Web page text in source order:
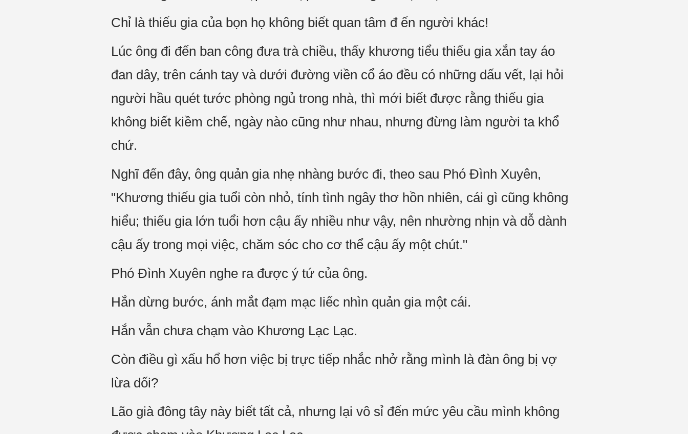
Chỉ là thiếu gia của bọn họ không biết quan tâm đ ến người khác!
Lúc ông đi đến ban công đưa trà chiều, thấy khương tiểu thiếu gia xắn tay áo
đan dây, trên cánh tay và dưới đường viền cổ áo đều có những dấu vết, lại hỏi
người hầu quét tước phòng ngủ trong nhà, thì mới biết được rằng thiếu gia
không biết kiềm chế, ngày nào cũng như nhau, nhưng đừng làm người ta khổ
chứ.
Nghĩ đến đây, ông quản gia nhẹ nhàng bước đi, theo sau Phó Đình Xuyên,
"Khương thiếu gia tuổi còn nhỏ, tính tình ngây thơ hồn nhiên, cái gì cũng không
hiểu; thiếu gia lớn tuổi hơn cậu ấy nhiều như vậy, nên nhường nhịn và dỗ dành
cậu ấy trong mọi việc, chăm sóc cho cơ thể cậu ấy một chút."
Phó Đình Xuyên nghe ra được ý tứ của ông.
Hắn dừng bước, ánh mắt đạm mạc liếc nhìn quản gia một cái.
Hắn vẫn chưa chạm vào Khương Lạc Lạc.
Còn điều gì xấu hổ hơn việc bị trực tiếp nhắc nhở rằng mình là đàn ông bị vợ
lừa dối?
Lão già đông tây này biết tất cả, nhưng lại vô sỉ đến mức yêu cầu mình không